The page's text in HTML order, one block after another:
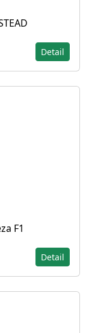
Detail
F1
Detail